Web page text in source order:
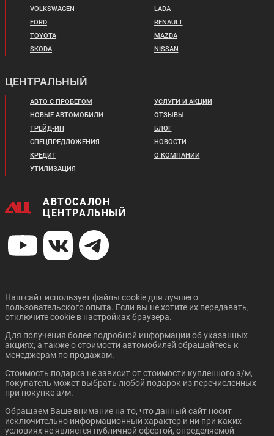
VOLKSWAGEN
FORD
TOYOTA
SKODA
LADA
RENAULT
MAZDA
NISSAN
ЦЕНТРАЛЬНЫЙ
АВТО С ПРОБЕГОМ
НОВЫЕ АВТОМОБИЛИ
ТРЕЙД-ИН
СПЕЦПРЕДЛОЖЕНИЯ
КРЕДИТ
УТИЛИЗАЦИЯ
УСЛУГИ И АКЦИИ
ОТЗЫВЫ
БЛОГ
НОВОСТИ
О КОМПАНИИ
АВТОСАЛОН
ЦЕНТРАЛЬНЫЙ
Наш сайт использует файлы cookie для лучшего
пользовательского опыта. Если вы не хотите их передавать,
отключите cookie в настройках браузера.
Для получения более подробной информации об указанных
акциях, а также о стоимости автомобилей обращайтесь к
менеджерам по продажам.
Стоимость подарка не зависит от стоимости купленного а/м,
покупатель может выбрать любой подарок из перечисленных
при покупке а/м.
Обращаем Ваше внимание на то, что данный сайт носит
исключительно информационный характер и ни при каких
условиях не является публичной офертой, определяемой